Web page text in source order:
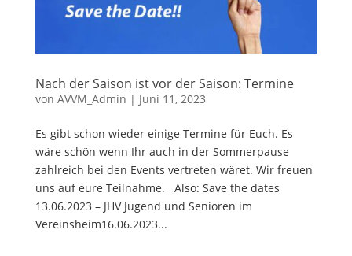
Nach der Saison ist vor der Saison: Termine
von AVVM_Admin | Juni 11, 2023
Es gibt schon wieder einige Termine für Euch. Es
wäre schön wenn Ihr auch in der Sommerpause
zahlreich bei den Events vertreten wäret. Wir freuen
uns auf eure Teilnahme. Also: Save the dates
13.06.2023 – JHV Jugend und Senioren im
Vereinsheim16.06.2023...